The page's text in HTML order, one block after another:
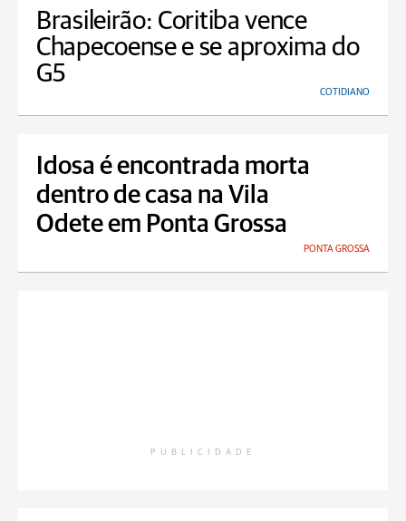
Brasileirão: Coritiba vence
Chapecoense e se aproxima do
G5
COTIDIANO
Idosa é encontrada morta
dentro de casa na Vila
Odete em Ponta Grossa
PONTA GROSSA
PUBLICIDADE